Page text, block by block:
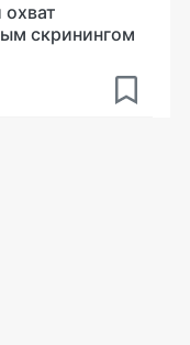
скринингом